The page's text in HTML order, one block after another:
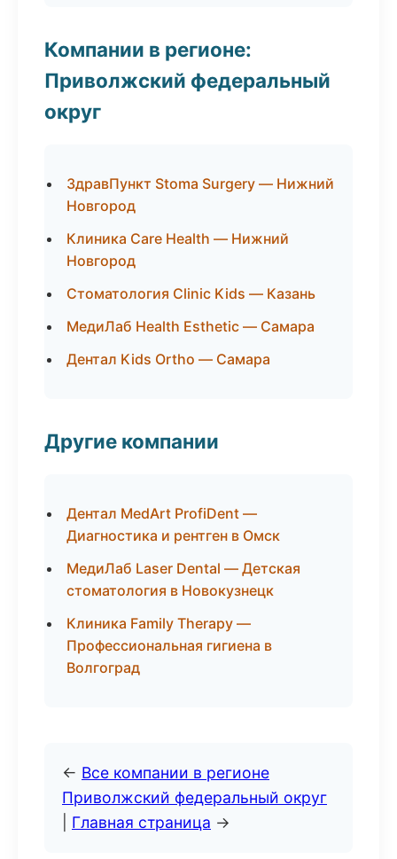
Компании в регионе:
Приволжский федеральный
округ
ЗдравПункт Stoma Surgery — Нижний
Новгород
Клиника Care Health — Нижний
Новгород
Стоматология Clinic Kids — Казань
МедиЛаб Health Esthetic — Самара
Дентал Kids Ortho — Самара
Другие компании
Дентал MedArt ProfiDent —
Диагностика и рентген в Омск
МедиЛаб Laser Dental — Детская
стоматология в Новокузнецк
Клиника Family Therapy —
Профессиональная гигиена в
Волгоград
← Все компании в регионе
Приволжский федеральный округ
Главная страница →